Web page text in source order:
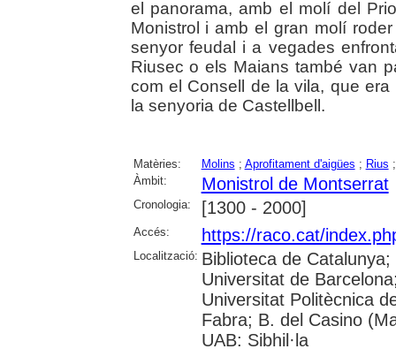
el panorama, amb el molí del
Monistrol i amb el gran molí
senyor feudal i a vegades
Riusec o els Maians també van
com el Consell de la vila, que
la senyoria de Castellbell.
Matèries: Molins ; Aprofitament d'aigües ; Rius
Àmbit:
Monistrol de Montserrat
Cronologia: [1300 - 2000]
Accés: https://raco.cat/
Localització: Biblioteca de
Universitat de
Universitat Politècnica
Fabra; B. del Casino
UAB: Sibhil·la